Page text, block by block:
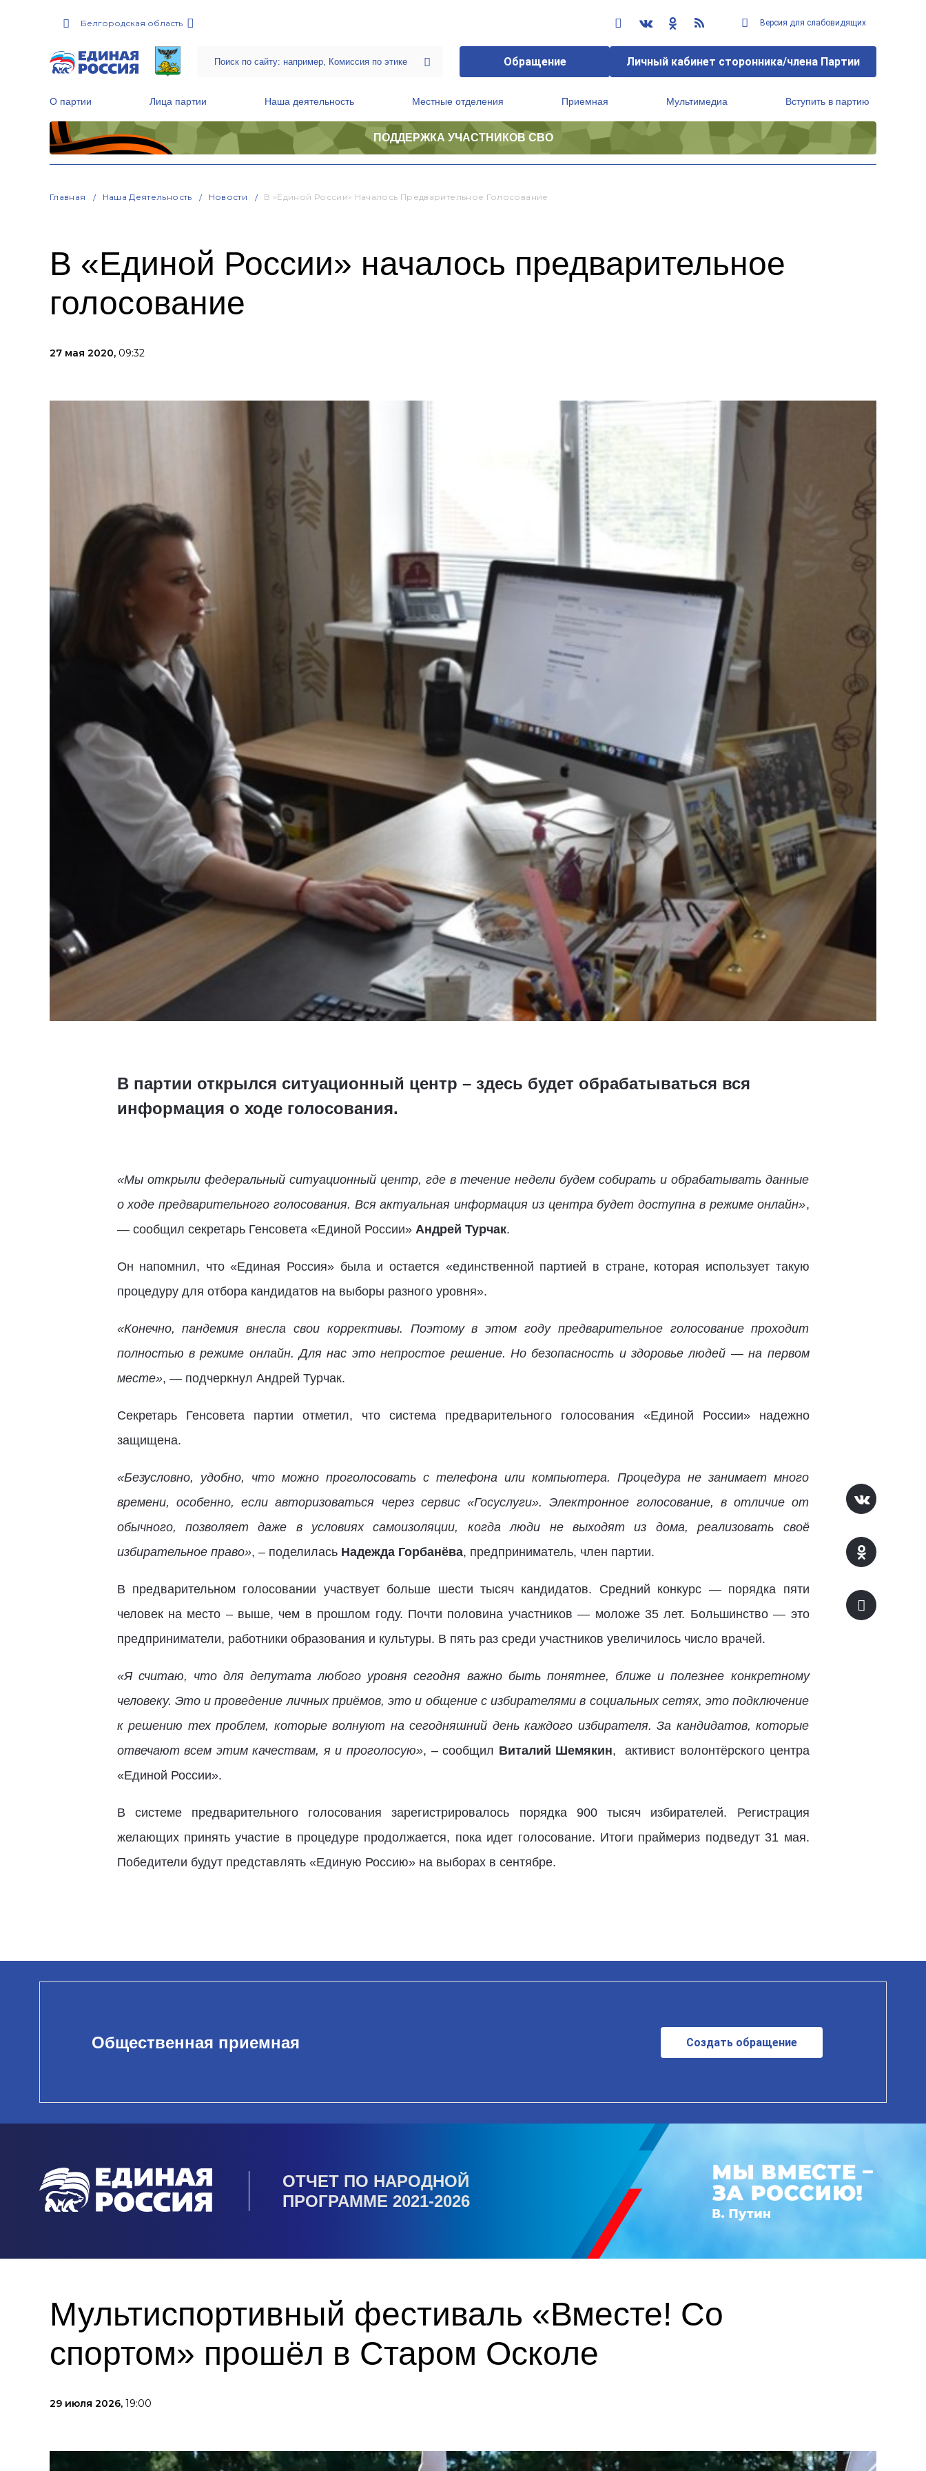
Белгородская область Версия для слабовидящих
Обращение Личный кабинет сторонника/члена Партии
О партии Лица партии Наша деятельность Местные отделения Приемная Мультимедиа Вступить в партию
ПОДДЕРЖКА УЧАСТНИКОВ СВО
Главная Наша Деятельность Новости В «Единой России» Началось Предварительное Голосование
В «Единой России» началось предварительное
голосование
27 мая 2020, 09:32
В партии открылся ситуационный центр – здесь будет обрабатываться вся
информация о ходе голосования.
«Мы открыли федеральный ситуационный центр, где в течение недели будем собирать и обрабатывать данные
о ходе предварительного голосования. Вся актуальная информация из центра будет доступна в режиме онлайн»,
— сообщил секретарь Генсовета «Единой России» Андрей Турчак.
Он напомнил, что «Единая Россия» была и остается «единственной партией в стране, которая использует такую
процедуру для отбора кандидатов на выборы разного уровня».
«Конечно, пандемия внесла свои коррективы. Поэтому в этом году предварительное голосование проходит
полностью в режиме онлайн. Для нас это непростое решение. Но безопасность и здоровье людей — на первом
месте», — подчеркнул Андрей Турчак.
Секретарь Генсовета партии отметил, что система предварительного голосования «Единой России» надежно
защищена.
«Безусловно, удобно, что можно проголосовать с телефона или компьютера. Процедура не занимает много
времени, особенно, если авторизоваться через сервис «Госуслуги». Электронное голосование, в отличие от
обычного, позволяет даже в условиях самоизоляции, когда люди не выходят из дома, реализовать своё
избирательное право», – поделилась Надежда Горбанёва, предприниматель, член партии.
В предварительном голосовании участвует больше шести тысяч кандидатов. Средний конкурс — порядка пяти
человек на место – выше, чем в прошлом году. Почти половина участников — моложе 35 лет. Большинство — это
предприниматели, работники образования и культуры. В пять раз среди участников увеличилось число врачей.
«Я считаю, что для депутата любого уровня сегодня важно быть понятнее, ближе и полезнее конкретному
человеку. Это и проведение личных приёмов, это и общение с избирателями в социальных сетях, это подключение
к решению тех проблем, которые волнуют на сегодняшний день каждого избирателя. За кандидатов, которые
отвечают всем этим качествам, я и проголосую», – сообщил Виталий Шемякин, активист волонтёрского центра
«Единой России».
В системе предварительного голосования зарегистрировалось порядка 900 тысяч избирателей. Регистрация
желающих принять участие в процедуре продолжается, пока идет голосование. Итоги праймериз подведут 31 мая.
Победители будут представлять «Единую Россию» на выборах в сентябре.
Общественная приемная Создать обращение
ОТЧЕТ ПО НАРОДНОЙ
ПРОГРАММЕ 2021-2026
Мультиспортивный фестиваль «Вместе! Со
спортом» прошёл в Старом Осколе
29 июля 2026, 19:00